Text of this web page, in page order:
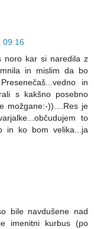
09:16
noro kar si naredila z
in mislim da bo
in
s kakšno posebno
možgane:-))....Res je
to
in ko bom velika...ja
bile navdušene nad
imenitni kurbus (po